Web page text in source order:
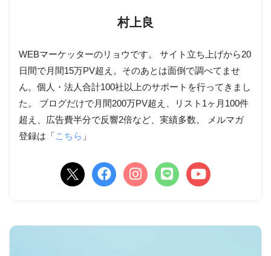
村上良
WEBマーケッターのリョウです。 サイト立ち上げから20
日間で月間15万PV超え。そのあとは面倒で調べてませ
ん。個人・法人合計100社以上のサポートを行ってきまし
た。 ブログだけで月間200万PV超え、リスト1ヶ月100件
超え、広告費半分で反響2倍など、実績多数。 メルマガ
登録は「 こちら 」